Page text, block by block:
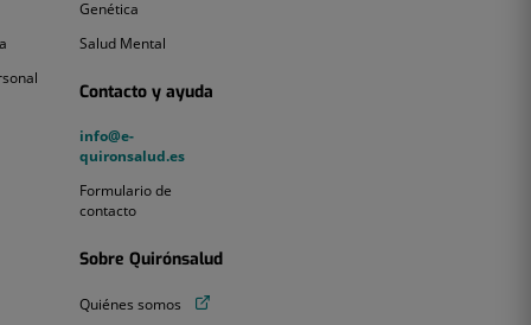
Genética
Genética
Salud
Salud Mental
Contacto y ayuda
info@e-
quironsalud.es
info@e-
quironsalud.es
Formulario
de
Formulario de
contacto
Sobre Quirónsalud
Quiénes
Quiénes somos